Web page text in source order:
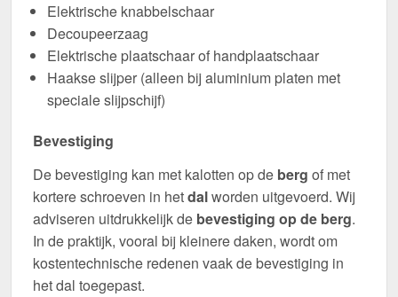
Elektrische knabbelschaar
Decoupeerzaag
Elektrische plaatschaar of handplaatschaar
Haakse slijper (alleen bij aluminium platen met
speciale slijpschijf)
Bevestiging
De bevestiging kan met kalotten op de berg of met
kortere schroeven in hetdalworden uitgevoerd. Wij
adviseren uitdrukkelijk de bevestiging op de berg.
In de praktijk, vooral bij kleinere daken, wordt om
kostentechnische redenen vaak de bevestiging in
het dal toegepast.